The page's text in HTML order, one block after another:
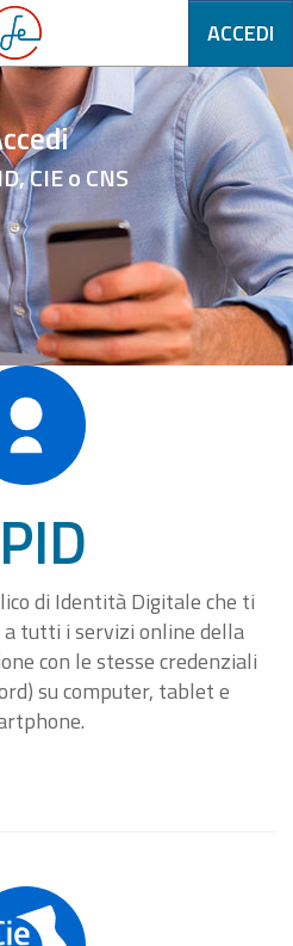
ACCEDI
CIE o CNS
di Identità Digitale che ti
tutti i servizi online della
con le stesse credenziali
su computer, tablet e